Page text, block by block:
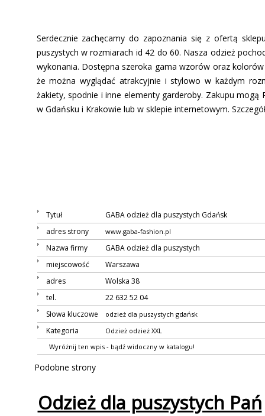
Serdecznie zachęcamy do zapoznania się z ofertą
puszystych w rozmiarach id 42 do 60. Nasza odzież
wykonania. Dostępna szeroka gama wzorów oraz
że można wyglądać atrakcyjnie i stylowo w każdym
żakiety, spodnie i inne elementy garderoby. Zakupu
w Gdańsku i Krakowie lub w sklepie internetowym.
Tytuł
GABA odzież dla puszystych Gdańsk
adres strony
www.gaba-fashion.pl
Nazwa firmy
GABA odzież dla puszystych
miejscowość
Warszawa
adres
Wolska 38
tel.
22 632 52 04
Słowa kluczowe
odzież dla puszystych gdańsk
Kategoria Odzież odzież XXL
Wyróżnij ten wpis - bądź widoczny w katalogu!
Podobne strony
Odzież dla puszystych Pań